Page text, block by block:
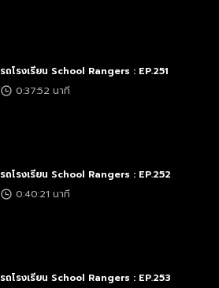
รถโรงเรียน School Rangers : EP.251
0:37:52 นาที
รถโรงเรียน School Rangers : EP.252
0:40:21 นาที
รถโรงเรียน School Rangers : EP.253